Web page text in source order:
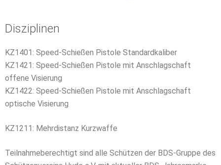
Disziplinen
KZ1401: Speed-Schießen Pistole Standardkaliber
KZ1421: Speed-Schießen Pistole mit Anschlagschaft
offene Visierung
KZ1422: Speed-Schießen Pistole mit Anschlagschaft
optische Visierung
KZ1211: Mehrdistanz Kurzwaffe
Teilnahmeberechtigt sind alle Schützen der BDS-Gruppe des